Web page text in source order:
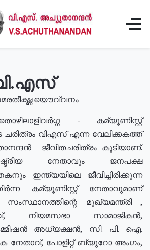
യൌവ്വനം
- കമ്യൂണിസ്റ്റ്
വിഎസ് എന്ന വേലിക്കകത്ത്
ജീവിതചരിത്രം കൂടിയാണ്.
നേതാവും ജനപക്ഷ
ഇന്ത്യയിലെ ജീവിച്ചിരിക്കുന്ന
കമ്യൂണിസ്റ്റ് നേതാവുമാണ്
സംസ്ഥാനത്തിന്റെ മുഖ്യമന്ത്രി ,
നിയമസഭാ സാമാജികൻ,
അധ്യക്ഷൻ, സി. പി. ഐ.
നേതാവ്, പോളിറ്റ് ബ്യുറോ അംഗം,